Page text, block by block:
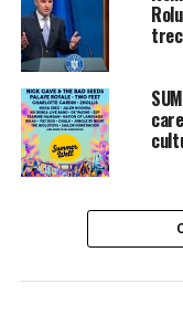
Una dintre cele mai
management este
infrastructură.
proiectul secției
unui plan de
adaugă un alt
deficiențe de
„Noua conducere